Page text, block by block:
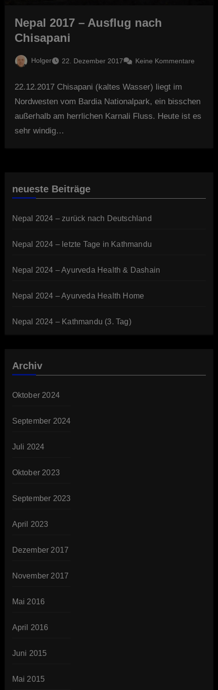
Nepal 2017 – Ausflug nach
Chisapani
Holger 22. Dezember 2017 Keine Kommentare
22.12.2017 Chisapani (kaltes Wasser) liegt im
Nordwesten vom Bardia Nationalpark, ein bisschen
außerhalb am herrlichen Karnali Fluss. Heute ist es
sehr windig…
neueste Beiträge
Nepal 2024 – zurück nach Deutschland
Nepal 2024 – letzte Tage in Kathmandu
Nepal 2024 – Ayurveda Health & Dashain
Nepal 2024 – Ayurveda Health Home
Nepal 2024 – Kathmandu (3. Tag)
Archiv
Oktober 2024
September 2024
Juli 2024
Oktober 2023
September 2023
April 2023
Dezember 2017
November 2017
Mai 2016
April 2016
Juni 2015
Mai 2015